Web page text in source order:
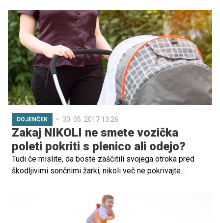
skrbelo, da se boste prav vsi družinski člani zabavali,
smo zbrali nekaj koristnih nasvetov.
DOJENČEK 30. 05. 2017 13.26
Zakaj NIKOLI ne smete vozička
poleti pokriti s plenico ali odejo?
Tudi če mislite, da boste zaščitili svojega otroka pred
škodljivimi sončnimi žarki, nikoli več ne pokrivajte
To pa zato, ker še tanek pokrov, kot je tkanina, lahko
povzroči dramatičen dvig temperature, kot tudi poveča
sindrom nenadne smrti dojenčka.